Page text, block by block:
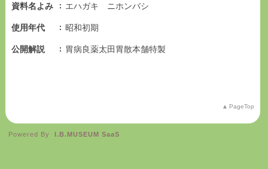
資料名よみ エハガキ ニホンバシ
使用年代 昭和初期
公開解説 胃病良薬太田胃散本舗特製
PageTop
Powered By I.B.MUSEUM SaaS